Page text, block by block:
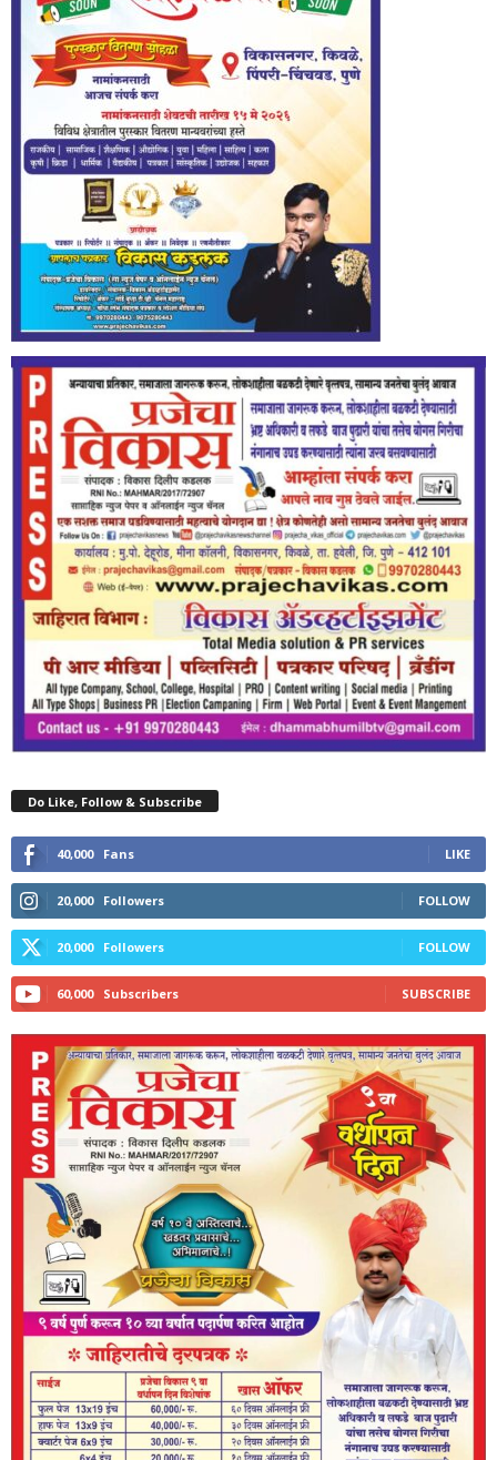
Do Like, Follow & Subscribe
40,000 Fans LIKE
20,000 Followers FOLLOW
20,000 Followers FOLLOW
60,000 Subscribers SUBSCRIBE